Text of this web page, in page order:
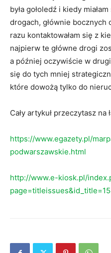
była gołoledź i kiedy
drogach, głównie
razu kontaktowałam się z
najpierw te główne drogi
a później oczywiście w
się do tych mniej
które dowożą tylko do
Cały artykuł przeczytasz na
https://www.egazety.pl/
podwarszawskie.html
http://www.e-kiosk.pl/